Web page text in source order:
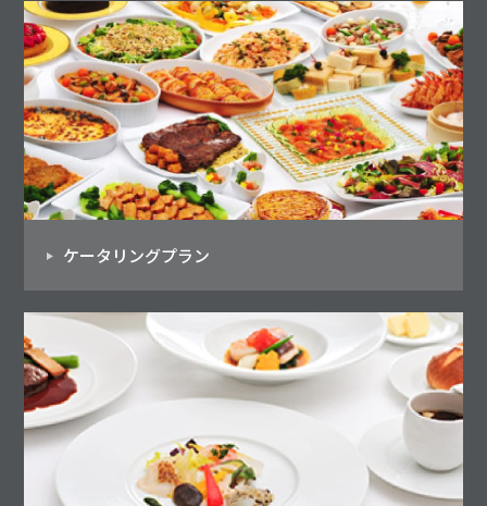
ケータリングプラン